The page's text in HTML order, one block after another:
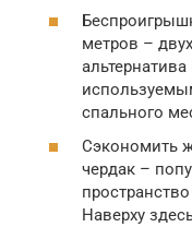
метров –
альтернатива
спального
Сэкономить
чердак –
Наверху